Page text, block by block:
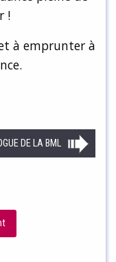
!
à emprunter à
DE LA BML